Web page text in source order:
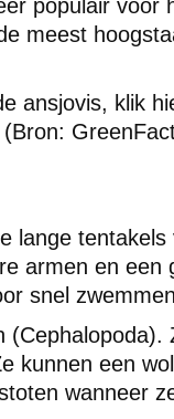
populair voor
meest
ansjovis, klik
(Bron:
lange
armen en een
snel
kunnen een
wanneer